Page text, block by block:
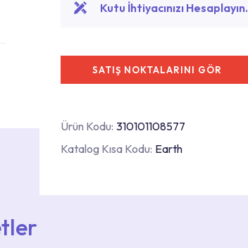
Kutu İhtiyacınızı Hesaplayın.
SATIŞ NOKTALARINI GÖR
Ürün Kodu: 310101108577
Katalog Kısa Kodu: Earth